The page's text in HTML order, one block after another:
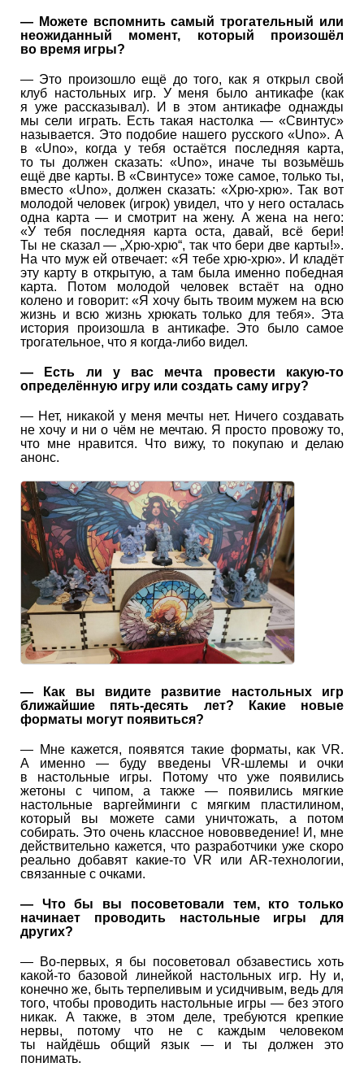
— Можете вспомнить самый трогательный или
неожиданный момент, который произошёл
во время игры?
— Это произошло ещё до того, как я открыл свой
клуб настольных игр. У меня было антикафе (как
я уже рассказывал). И в этом антикафе однажды
мы сели играть. Есть такая настолка — «Свинтус»
называется. Это подобие нашего русского «Uno». А
в «Uno», когда у тебя остаётся последняя карта,
то ты должен сказать: «Uno», иначе ты возьмёшь
ещё две карты. В «Свинтусе» тоже самое, только ты,
вместо «Uno», должен сказать: «Хрю-хрю». Так вот
молодой человек (игрок) увидел, что у него осталась
одна карта — и смотрит на жену. А жена на него:
«У тебя последняя карта оста, давай, всё бери!
Ты не сказал — „Хрю-хрю“, так что бери две карты!».
На что муж ей отвечает: «Я тебе хрю-хрю». И кладёт
эту карту в открытую, а там была именно победная
карта. Потом молодой человек встаёт на одно
колено и говорит: «Я хочу быть твоим мужем на всю
жизнь и всю жизнь хрюкать только для тебя». Эта
история произошла в антикафе. Это было самое
трогательное, что я когда-либо видел.
— Есть ли у вас мечта провести какую-то
определённую игру или создать саму игру?
— Нет, никакой у меня мечты нет. Ничего создавать
не хочу и ни о чём не мечтаю. Я просто провожу то,
что мне нравится. Что вижу, то покупаю и делаю
анонс.
— Как вы видите развитие настольных игр
ближайшие пять-десять лет? Какие новые
форматы могут появиться?
— Мне кажется, появятся такие форматы, как VR.
А именно — буду введены VR-шлемы и очки
в настольные игры. Потому что уже появились
жетоны с чипом, а также — появились мягкие
настольные варгейминги с мягким пластилином,
который вы можете сами уничтожать, а потом
собирать. Это очень классное нововведение! И, мне
действительно кажется, что разработчики уже скоро
реально добавят какие-то VR или AR-технологии,
связанные с очками.
— Что бы вы посоветовали тем, кто только
начинает проводить настольные игры для
других?
— Во-первых, я бы посоветовал обзавестись хоть
какой-то базовой линейкой настольных игр. Ну и,
конечно же, быть терпеливым и усидчивым, ведь для
того, чтобы проводить настольные игры — без этого
никак. А также, в этом деле, требуются крепкие
нервы, потому что не с каждым человеком
ты найдёшь общий язык — и ты должен это
понимать.